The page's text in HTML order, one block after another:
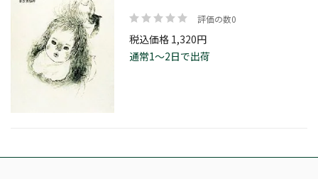
評価の数0
税込価格 1,320円
通常1～2日で出荷